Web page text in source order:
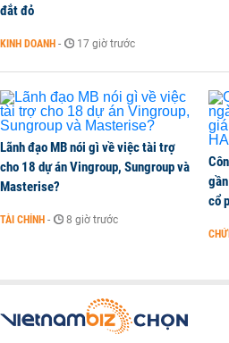
Tổng Giám đốc Chứng khoán
CHỨNG KHOÁN - 1 phút trước
đắt đỏ
KINH DOANH - 17 giờ trước
Lãnh đạo MB nói gì về việc tài trợ
cho 18 dự án Vingroup, Sungroup và
Masterise?
TÀI CHÍNH - 8 giờ trước
cổ